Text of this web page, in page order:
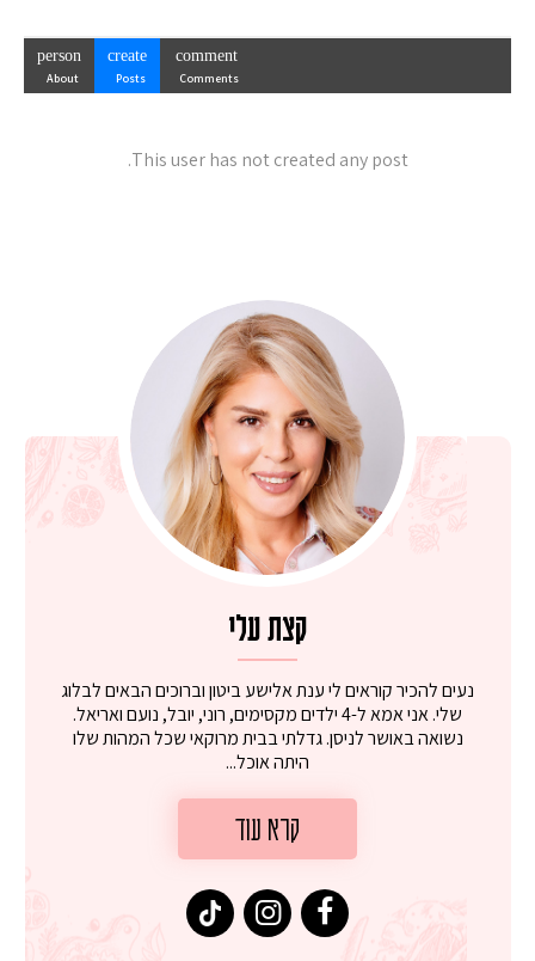
person
About
create
Posts
comment
Comments
This user has not created any post.
קצת עלי
נעים להכיר קוראים לי ענת אלישע ביטון וברוכים הבאים לבלוג
שלי. אני אמא ל-4 ילדים מקסימים, רוני, יובל, נועם ואריאל.
נשואה באושר לניסן. גדלתי בבית מרוקאי שכל המהות שלו
היתה אוכל...
קרא עוד